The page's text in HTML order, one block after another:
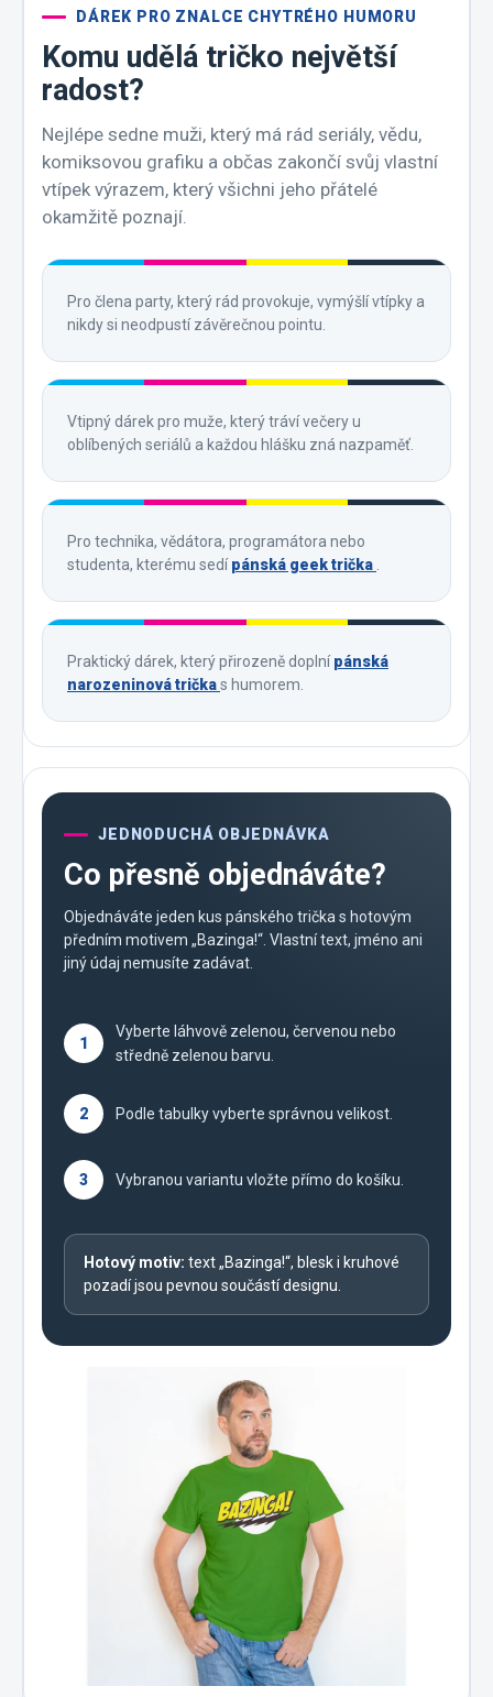
DÁREK PRO ZNALCE CHYTRÉHO HUMORU
Komu udělá tričko největší
radost?
Nejlépe sedne muži, který má rád seriály, vědu,
komiksovou grafiku a občas zakončí svůj vlastní
vtípek výrazem, který všichni jeho přátelé
okamžitě poznají.
Pro člena party, který rád provokuje, vymýšlí vtípky a
nikdy si neodpustí závěrečnou pointu.
Vtipný dárek pro muže, který tráví večery u
oblíbených seriálů a každou hlášku zná nazpaměť.
Pro technika, vědátora, programátora nebo
studenta, kterému sedípánská geek trička .
Praktický dárek, který přirozeně doplnípánská
narozeninová tričkas humorem.
JEDNODUCHÁ OBJEDNÁVKA
Co přesně objednáváte?
Objednáváte jeden kus pánského trička s hotovým
předním motivem „Bazinga!“. Vlastní text, jméno ani
jiný údaj nemusíte zadávat.
1
Vyberte láhvově zelenou, červenou nebo
středně zelenou barvu.
2 Podle tabulky vyberte správnou velikost.
3 Vybranou variantu vložte přímo do košíku.
Hotový motiv: text „Bazinga!“, blesk i kruhové
pozadí jsou pevnou součástí designu.